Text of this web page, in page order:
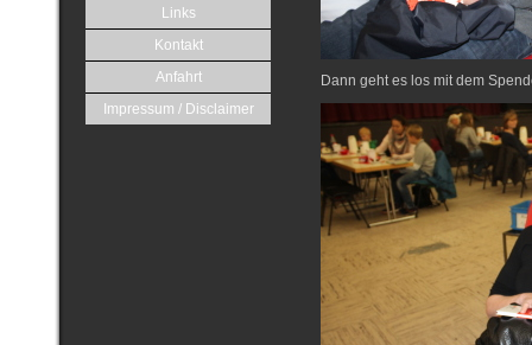
Links
Kontakt
Anfahrt
Impressum / Disclaimer
Dann geht es los mit dem